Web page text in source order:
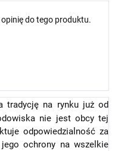
do tego produktu.
tradycję na rynku już od
nie jest obcy tej
odpowiedzialność za
ochrony na wszelkie